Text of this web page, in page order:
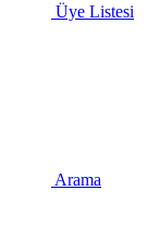
Üye Listesi
Arama